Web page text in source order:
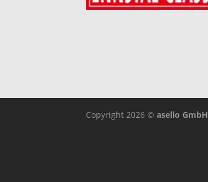
Copyright 2026 © asello GmbH